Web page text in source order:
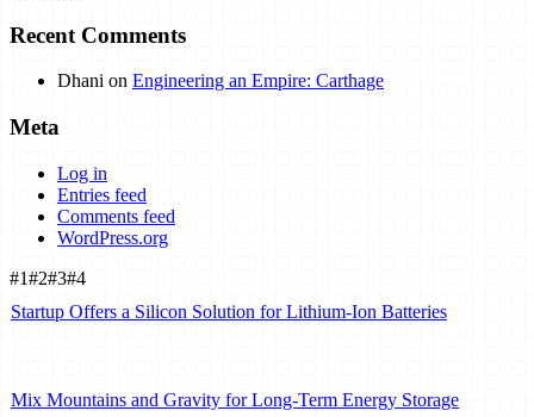
Recent Comments
Dhani on Engineering an Empire: Carthage
Meta
Log in
Entries feed
Comments feed
WordPress.org
#1#2#3#4
Startup Offers a Silicon Solution for Lithium-Ion Batteries
Mix Mountains and Gravity for Long-Term Energy Storage